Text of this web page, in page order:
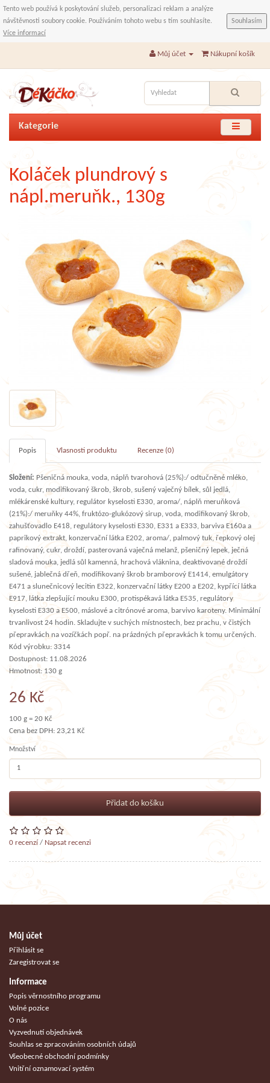
Tento web používá k poskytování služeb, personalizaci reklam a analýze
návštěvnosti soubory cookie. Používáním tohoto webu s tím souhlasíte.
Více informací
Souhlasím
Můj účet Nákupní košík
Kategorie
Koláček plundrový s
nápl.meruňk., 130g
Popis Vlasnosti produktu Recenze (0)
Složení: Pšeničná mouka, voda, náplň tvarohová (25%):/ odtučněné mléko,
voda, cukr, modifikovaný škrob, škrob, sušený vaječný bílek, sůl jedlá,
mlékárenské kultury, regulátor kyselosti E330, aroma/, náplň meruňková
(21%):/ meruňky 44%, fruktózo-glukózový sirup, voda, modifikovaný škrob,
zahušťovadlo E418, regulátory kyselosti E330, E331 a E333, barviva E160a a
paprikový extrakt, konzervační látka E202, aroma/, palmový tuk, řepkový olej
rafinovaný, cukr, droždí, pasterovaná vaječná melanž, pšeničný lepek, ječná
sladová mouka, jedlá sůl kamenná, hrachová vláknina, deaktivované droždí
sušené, jablečná dřeň, modifikovaný škrob bramborový E1414, emulgátory
E471 a slunečnicový lecitin E322, konzervační látky E200 a E202, kypřící látka
E917, látka zlepšující mouku E300, protispékavá látka E535, regulátory
kyselosti E330 a E500, máslové a citrónové aroma, barvivo karoteny. Minimální
trvanlivost 24 hodin. Skladujte v suchých místnostech, bez prachu, v čistých
přepravkách na vozíčkách popř. na prázdných přepravkách k tomu určených.
Kód výrobku: 3314
Dostupnost: 11.08.2026
Hmotnost: 130 g
26 Kč
100 g = 20 Kč
Cena bez DPH: 23,21 Kč
Množství
Přidat do košíku
0 recenzí/ Napsat recenzi
Můj účet
Přihlásit se
Zaregistrovat se
Informace
Popis věrnostního programu
Volné pozice
O nás
Vyzvednutí objednávek
Souhlas se zpracováním osobních údajů
Všeobecné obchodní podmínky
Vnitřní oznamovací systém